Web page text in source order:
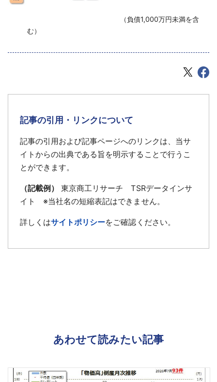
‌ （負債1,000万円未満を含
む）
記事の引用・リンクについて
記事の引用および記事ページへのリンクは、当サ
イトからの出典である旨を明示することで行うこ
とができます。
（記載例）
東京商工リサーチ TSRデータインサ
イト ※当社名の短縮表記はできません。
詳しくはサイトポリシーをご確認ください。
あわせて読みたい記事